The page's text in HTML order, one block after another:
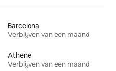
Barcelona
Verblijven van een maand
Athene
Verblijven van een maand